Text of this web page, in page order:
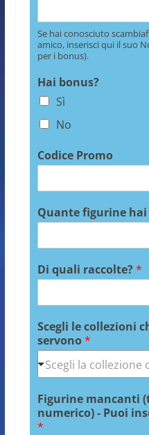
Se hai conosciuto
amico, inserisci qui il suo
per i bonus).
Hai bonus?
Sì
No
Codice Promo
Quante figurine hai
Di quali raccolte?*
Scegli le collezioni
servono*
Figurine mancanti
numerico) - Puoi
*